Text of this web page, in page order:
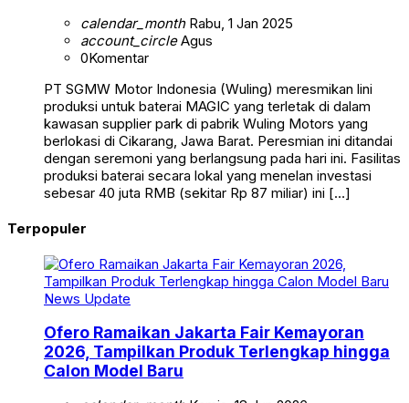
calendar_monthRabu, 1 Jan 2025
account_circleAgus
0Komentar
PT SGMW Motor Indonesia (Wuling) meresmikan lini
produksi untuk baterai MAGIC yang terletak di dalam
kawasan supplier park di pabrik Wuling Motors yang
berlokasi di Cikarang, Jawa Barat. Peresmian ini ditandai
dengan seremoni yang berlangsung pada hari ini. Fasilitas
produksi baterai secara lokal yang menelan investasi
sebesar 40 juta RMB (sekitar Rp 87 miliar) ini […]
Terpopuler
News Update
Ofero Ramaikan Jakarta Fair Kemayoran
2026, Tampilkan Produk Terlengkap hingga
Calon Model Baru